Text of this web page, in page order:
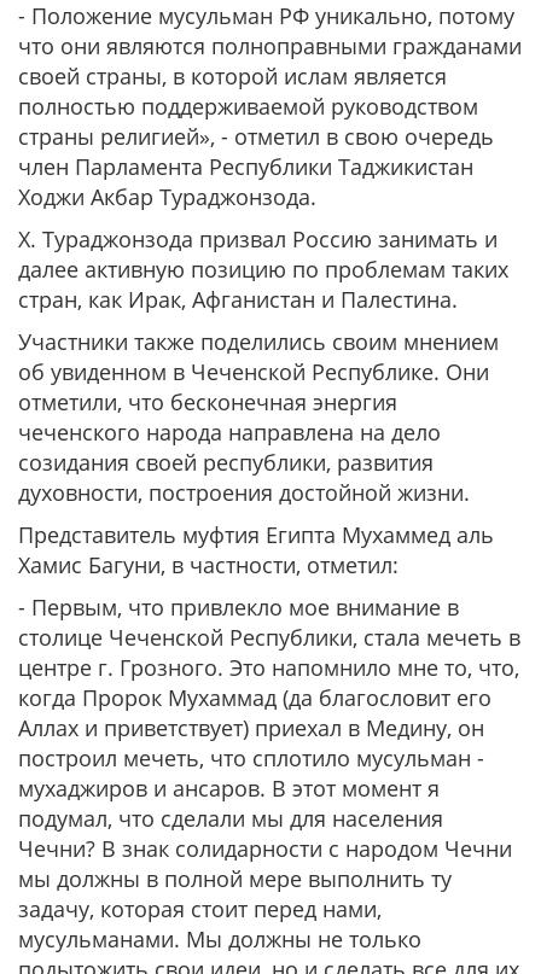
- Положение мусульман РФ уникально, потому
что они являются полноправными гражданами
своей страны, в которой ислам является
полностью поддерживаемой руководством
страны религией», - отметил в свою очередь
член Парламента Республики Таджикистан
Ходжи Акбар Тураджонзода.
Х. Тураджонзода призвал Россию занимать и
далее активную позицию по проблемам таких
стран, как Ирак, Афганистан и Палестина.
Участники также поделились своим мнением
об увиденном в Чеченской Республике. Они
отметили, что бесконечная энергия
чеченского народа направлена на дело
созидания своей республики, развития
духовности, построения достойной жизни.
Представитель муфтия Египта Мухаммед аль
Хамис Багуни, в частности, отметил:
- Первым, что привлекло мое внимание в
столице Чеченской Республики, стала мечеть в
центре г. Грозного. Это напомнило мне то, что,
когда Пророк Мухаммад (да благословит его
Аллах и приветствует) приехал в Медину, он
построил мечеть, что сплотило мусульман -
мухаджиров и ансаров. В этот момент я
подумал, что сделали мы для населения
Чечни? В знак солидарности с народом Чечни
мы должны в полной мере выполнить ту
задачу, которая стоит перед нами,
мусульманами. Мы должны не только